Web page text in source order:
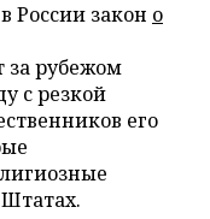
закон о
за рубежом
с резкой
его